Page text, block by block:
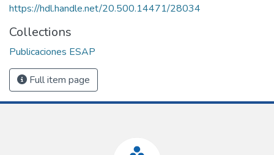
https://hdl.handle.net/20.500.14471/28034
Collections
Publicaciones ESAP
Full item page